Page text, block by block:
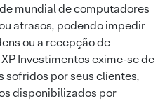
mundial de computadores
atrasos, podendo impedir
ou a recepção de
Investimentos exime-se de
sofridos por seus clientes,
disponibilizados por